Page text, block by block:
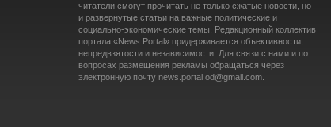
читатели смогут прочитать не только сжатые новости, но
и развернутые статьи на важные политические и
социально-экономические темы. Редакционный коллектив
портала «News Portal» придерживается объективности,
непредвзятости и независимости. Для связи с нами и по
вопросах размещения рекламы обращаться через
электронную почту news.portal.od@gmail.com.